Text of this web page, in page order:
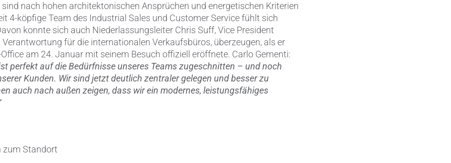
nach hohen architektonischen Ansprüchen und energetischen Kriterien
4-köpfige Team des Industrial Sales und Customer Service fühlt sich
konnte sich auch Niederlassungsleiter Chris Suff, Vice President
für die internationalen Verkaufsbüros, überzeugen, als er
am 24. Januar mit seinem Besuch offiziell eröffnete. Carlo Gementi:
perfekt auf die Bedürfnisse unseres Teams zugeschnitten – und noch
Kunden. Wir sind jetzt deutlich zentraler gelegen und besser zu
auch nach außen zeigen, dass wir ein modernes, leistungsfähiges
zum Standort